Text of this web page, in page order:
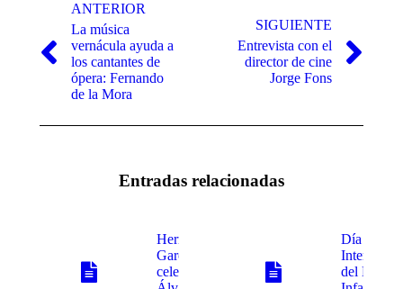
entre
publicaciones
ANTERIOR
Publicación
anterior:
La música
vernácula ayuda a
los cantantes de
ópera: Fernando
de la Mora
SIGUIENTE
Publicación
siguiente:
Entrevista con el
director de cine
Jorge Fons
Entradas relacionadas
Hermanas
García
celebran a
Día
del Libro